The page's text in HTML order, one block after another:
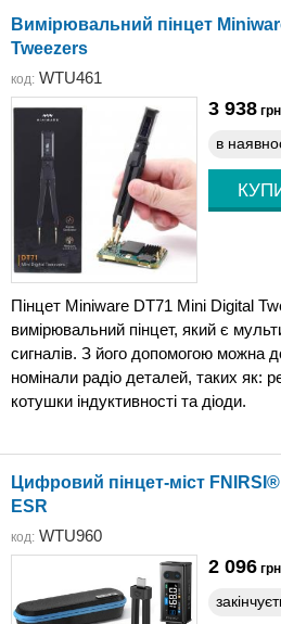
Вимірювальний пінцет
Tweezers
код: WTU461
3 938 грн
в
Пінцет Miniware DT71 Mini Digital
вимірювальний пінцет, який є
сигналів. З його допомогою можна
номінали радіо деталей, таких як:
котушки індуктивності та діоди.
Цифровий пінцет-міст
ESR
код: WTU960
2 096 грн